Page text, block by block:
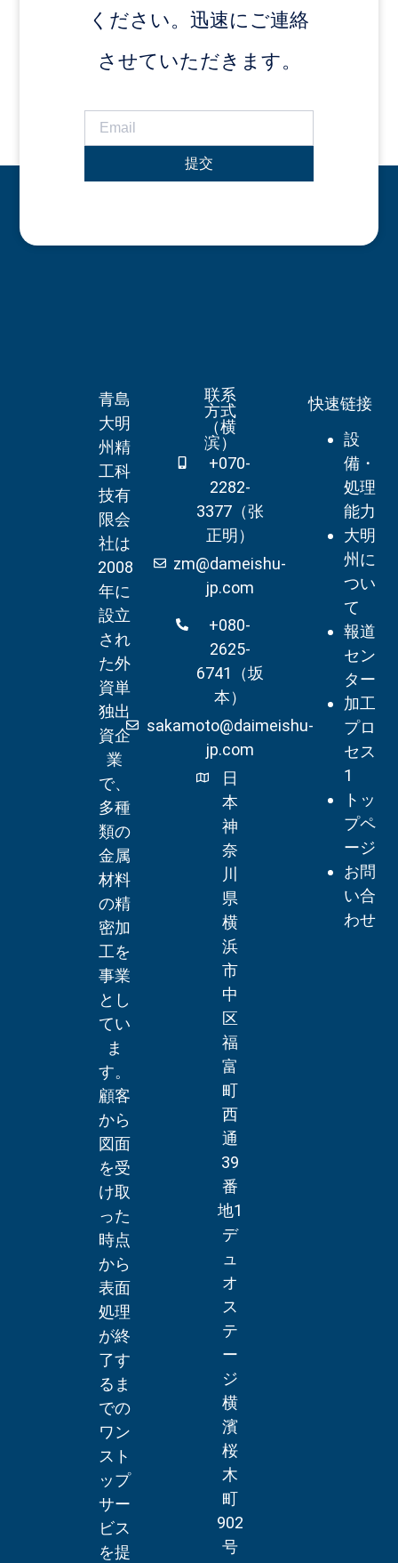
ください。迅速にご連絡
させていただきます。
提交
青島
大明
州精
工科
技有
限会
社は
2008
年に
設立
され
た外
資単
独出
資企
業
で、
多種
類の
金属
材料
の精
密加
工を
事業
とし
てい
ま
す。
顧客
から
図面
を受
け取
った
時点
から
表面
処理
が終
了す
るま
での
ワン
スト
ップ
サー
ビス
を提
联系
方式
（横
滨）
+070-
2282-
3377（张
正明）
zm@dameishu-
jp.com
+080-
2625-
6741（坂
本）
sakamoto@daimeishu-
jp.com
日
本
神
奈
川
県
横
浜
市
中
区
福
富
町
西
通
39
番
地1
デ
ュ
オ
ス
テ
ー
ジ
横
濱
桜
木
町
902
号
快速链接
設
備・
処理
能力
大明
州に
つい
て
報道
セン
ター
加工
プロ
セス
1
トッ
プペ
ージ
お問
い合
わせ